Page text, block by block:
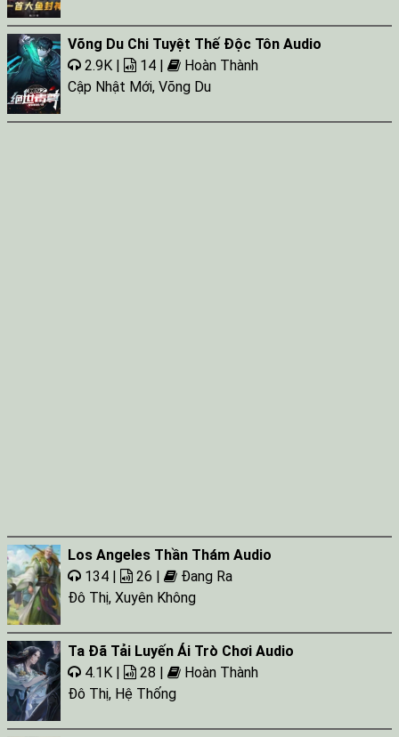
Võng Du Chi Tuyệt Thế Độc Tôn Audio
2.9K |
14 |
Hoàn Thành
Cập Nhật Mới, Võng Du
Los Angeles Thần Thám Audio
134 |
26 |
Đang Ra
Đô Thị, Xuyên Không
Ta Đã Tải Luyến Ái Trò Chơi Audio
4.1K |
28 |
Hoàn Thành
Đô Thị, Hệ Thống